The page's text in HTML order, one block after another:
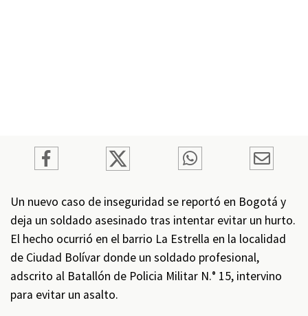
Un nuevo caso de inseguridad se reportó en Bogotá y
deja un soldado asesinado tras intentar evitar un hurto.
El hecho ocurrió en el barrio La Estrella en la localidad
de Ciudad Bolívar donde un soldado profesional,
adscrito al Batallón de Policia Militar N.° 15, intervino
para evitar un asalto.